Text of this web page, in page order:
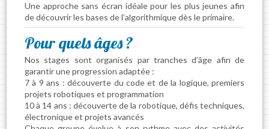
Une approche sans écran idéale pour les plus jeunes afin
de découvrir les bases de l’algorithmique dès le primaire.
Pour quels âges ?
Nos stages sont organisés par tranches d’âge afin de
garantir une progression adaptée :
7 à 9 ans : découverte du code et de la logique, premiers
projets robotiques et programmation
10 à 14 ans : découverte de la robotique, défis techniques,
électronique et projets avancés